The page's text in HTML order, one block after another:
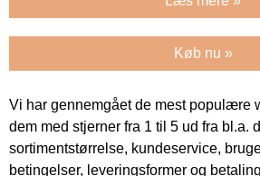
Køb nu »
Vi har gennemgået de mest populære
dem med stjerner fra 1 til 5 ud fra bl.a.
sortimentstørrelse, kundeservice,
betingelser, leveringsformer og